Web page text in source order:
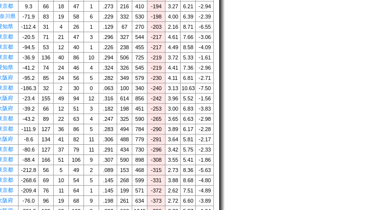
京都 9.3 66 18 47 1 .273 216 410 -194 3.27 6.21
-2.94
川県 -71.9 83 19 58 6 .229 332 530 -198 4.00 6.39
-2.39
知県 -112.4 31 4 26 1 .129 67 270 -203 2.16 8.71
-6.55
京都 -20.5 71 21 47 3 .296 327 544 -217 4.61 7.66
-3.06
京都 -94.5 53 12 40 1 .226 238 455 -217 4.49 8.58
-4.09
京都 -36.9 136 40 86 10 .294 506 725 -219 3.72 5.33
-1.61
知県 -41.2 74 24 46 4 .324 326 545 -219 4.41 7.36
-2.96
阪府 -95.2 85 24 56 5 .282 349 579 -230 4.11 6.81
-2.71
京都 -186.3 32 2 30 0 .063 100 340 -240 3.13 10.63
-7.50
阪府 -23.4 155 49 94 12 .316 614 856 -242 3.96 5.52
-1.56
阪府 -39.2 66 12 51 3 .182 198 451 -253 3.00 6.83
-3.83
京都 -43.2 89 22 63 4 .247 325 590 -265 3.65 6.63
-2.98
京都 -111.9 127 36 86 5 .283 494 784 -290 3.89 6.17
-2.28
阪府 -8.6 134 41 82 11 .306 488 779 -291 3.64 5.81
-2.17
京都 -80.6 127 37 79 11 .291 434 730 -296 3.42 5.75
-2.33
京都 -88.4 166 51 106 9 .307 590 898 -308 3.55 5.41
-1.86
京都 -212.8 56 5 49 2 .089 153 468 -315 2.73 8.36
-5.63
京都 -268.6 69 10 54 5 .145 268 599 -331 3.88 8.68
-4.80
京都 -209.4 76 11 64 1 .145 199 571 -372 2.62 7.51
-4.89
阪府 -76.0 96 19 68 9 .198 261 634 -373 2.72 6.60
-3.89